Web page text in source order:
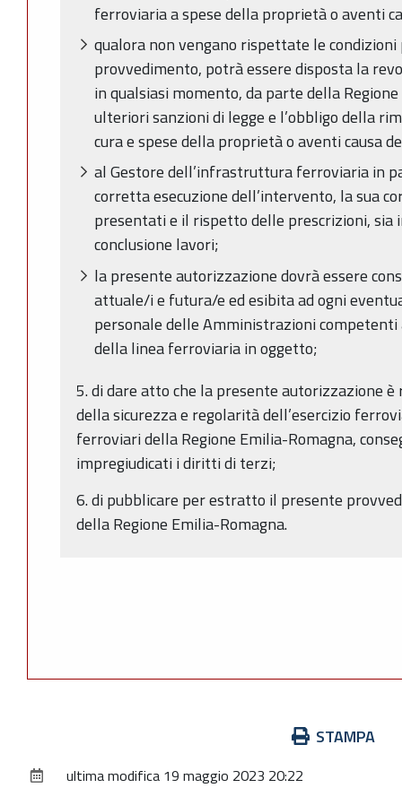
ferroviaria a spese della proprietà o aventi
qualora non vengano rispettate le
provvedimento, potrà essere disposta la
in qualsiasi momento, da parte della
ulteriori sanzioni di legge e l’obbligo della
cura e spese della proprietà o aventi causa
al Gestore dell’infrastruttura ferroviaria in
corretta esecuzione dell’intervento, la sua
presentati e il rispetto delle prescrizioni, sia
conclusione lavori;
la presente autorizzazione dovrà essere
attuale/i e futura/e ed esibita ad ogni
personale delle Amministrazioni
della linea ferroviaria in oggetto;
5. di dare atto che la presente autorizzazione
della sicurezza e regolarità dell’esercizio
ferroviari della Regione Emilia-Romagna,
impregiudicati i diritti di terzi;
6. di pubblicare per estratto il presente
della Regione Emilia-Romagna.
STAMPA
ultima modifica 19 maggio 2023 20:22